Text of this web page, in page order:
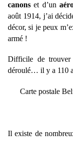
canons et d’un
août 1914, j’ai
décor, si je peux
armé !
Difficile de trouver
déroulé… il y a 110
Carte postale
Il existe de